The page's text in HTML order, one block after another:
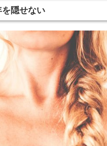
隠せない